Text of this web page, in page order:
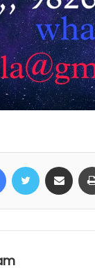
FacebookTwitter Share via Email